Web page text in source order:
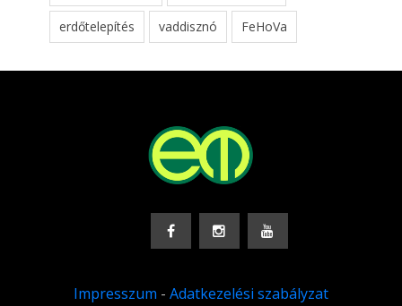
erdőtelepítés vaddisznó FeHoVa
Impresszum - Adatkezelési szabályzat